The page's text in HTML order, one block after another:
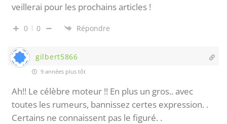
veillerai pour les prochains articles !
0 0 Répondre
gilbert5866
9 années plus tôt
Ah!! Le célèbre moteur !! En plus un gros.. avec
toutes les rumeurs, bannissez certes expression. .
Certains ne connaissent pas le figuré. .